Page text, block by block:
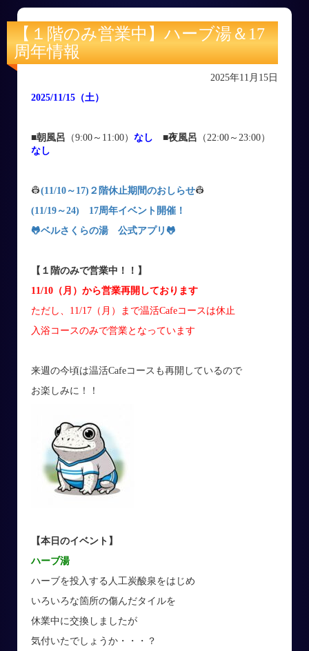
【１階のみ営業中】ハーブ湯＆17
周年情報
2025年11月15日
2025/11/15 （土 ）
■朝風呂 （9:00～11:00） なし ■夜風呂 （22:00～23:00）
なし
👷(11/10～17)２階休止期間のおしらせ👷
(11/19～24) 17周年イベント開催！
🐸ベルさくらの湯 公式アプリ 🐸
【１階のみで営業中！！】
11/10（月）から営業再開しております
ただし、11/17（月）まで温活Cafeコースは休止
入浴コースのみで営業となっています
来週の今頃は温活Cafeコースも再開しているので
お楽しみに！！
【本日のイベント】
ハーブ湯
ハーブを投入する人工炭酸泉をはじめ
いろいろな箇所の傷んだタイルを
休業中に交換しましたが
気付いたでしょうか・・・？